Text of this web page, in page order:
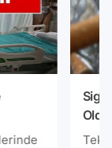
Oldu